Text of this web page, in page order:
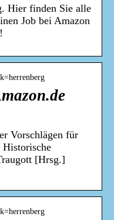
Hier finden Sie alle
Job bei Amazon
Vorschlägen für
Historische
[Hrsg.]